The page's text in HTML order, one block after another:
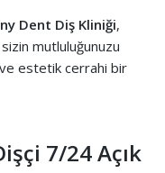
Dent Diş Kliniği,
mutluluğunuzu
ve estetik cerrahi bir
7/24 Açık